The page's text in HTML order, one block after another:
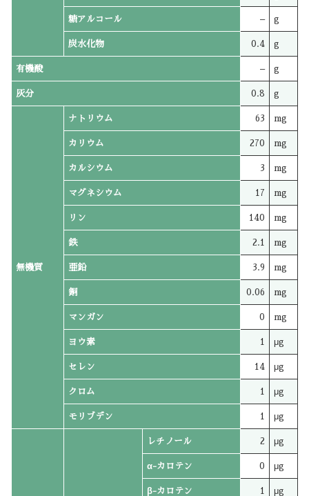
糖アルコール – g
炭水化物 0.4 g
有機酸 – g
灰分 0.8 g
無機質
ナトリウム 63 mg
カリウム 270 mg
カルシウム 3 mg
マグネシウム 17 mg
リン 140 mg
鉄 2.1 mg
亜鉛 3.9 mg
銅 0.06 mg
マンガン 0 mg
ヨウ素 1 μg
セレン 14 μg
クロム 1 μg
モリブデン 1 μg
レチノール 2 μg
α-カロテン 0 μg
β-カロテン 1 μg